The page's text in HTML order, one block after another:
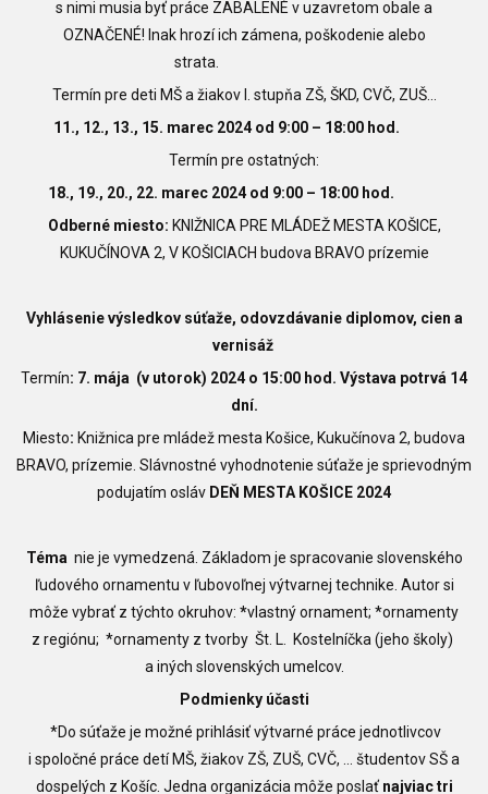
s nimi musia byť práce ZABALENÉ v uzavretom obale a
OZNAČENÉ! Inak hrozí ich zámena, poškodenie alebo
strata.
Termín pre deti MŠ a žiakov I. stupňa ZŠ, ŠKD, CVČ, ZUŠ...
11., 12., 13., 15. marec 2024 od 9:00 – 18:00 hod.
Termín pre ostatných:
18., 19., 20., 22. marec 2024 od 9:00 – 18:00 hod.
Odberné miesto: KNIŽNICA PRE MLÁDEŽ MESTA KOŠICE,
KUKUČÍNOVA 2, V KOŠICIACH budova BRAVO prízemie
Vyhlásenie výsledkov súťaže, odovzdávanie diplomov, cien a
vernisáž
Termín: 7. mája (v utorok) 2024 o 15:00 hod. Výstava potrvá 14
dní.
Miesto: Knižnica pre mládež mesta Košice, Kukučínova 2, budova
BRAVO, prízemie. Slávnostné vyhodnotenie súťaže je sprievodným
podujatím osláv DEŇ MESTA KOŠICE 2024
Téma nie je vymedzená. Základom je spracovanie slovenského
ľudového ornamentu v ľubovoľnej výtvarnej technike. Autor si
môže vybrať z týchto okruhov: *vlastný ornament; *ornamenty
z regiónu; *ornamenty z tvorby Št. L. Kostelníčka (jeho školy)
a iných slovenských umelcov.
Podmienky účasti
*Do súťaže je možné prihlásiť výtvarné práce jednotlivcov
i spoločné práce detí MŠ, žiakov ZŠ, ZUŠ, CVČ, ... študentov SŠ a
dospelých z Košíc. Jedna organizácia môže poslať najviac tri